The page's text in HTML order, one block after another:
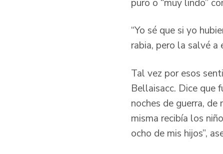
puro o “muy lindo”
“Yo sé que si yo
rabia, pero la salvé a
Tal vez por esos
Bellaisacc. Dice que
noches de guerra,
misma recibía los
ocho de mis hijos”,